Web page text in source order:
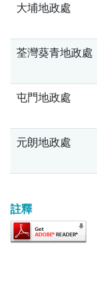
大埔地政處
荃灣葵青地政處
屯門地政處
元朗地政處
註釋